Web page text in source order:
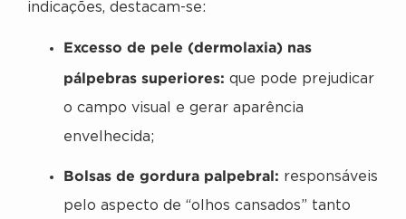
indicações, destacam-se:
Excesso de pele (dermolaxia) nas
pálpebras superiores: que pode prejudicar
o campo visual e gerar aparência
envelhecida;
Bolsas de gordura palpebral: responsáveis
pelo aspecto de “olhos cansados” tanto